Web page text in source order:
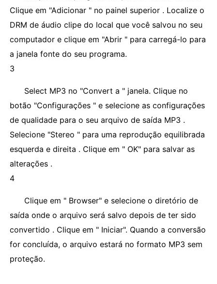
Clique em "Adicionar " no painel superior . Localize o
DRM de áudio clipe do local que você salvou no seu
computador e clique em "Abrir " para carregá-lo para
a janela fonte do seu programa.
3
Select MP3 no "Convert a " janela. Clique no
botão "Configurações " e selecione as configurações
de qualidade para o seu arquivo de saída MP3 .
Selecione "Stereo " para uma reprodução equilibrada
esquerda e direita . Clique em " OK" para salvar as
alterações .
4
Clique em " Browser" e selecione o diretório de
saída onde o arquivo será salvo depois de ter sido
convertido . Clique em " Iniciar". Quando a conversão
for concluída, o arquivo estará no formato MP3 sem
proteção.